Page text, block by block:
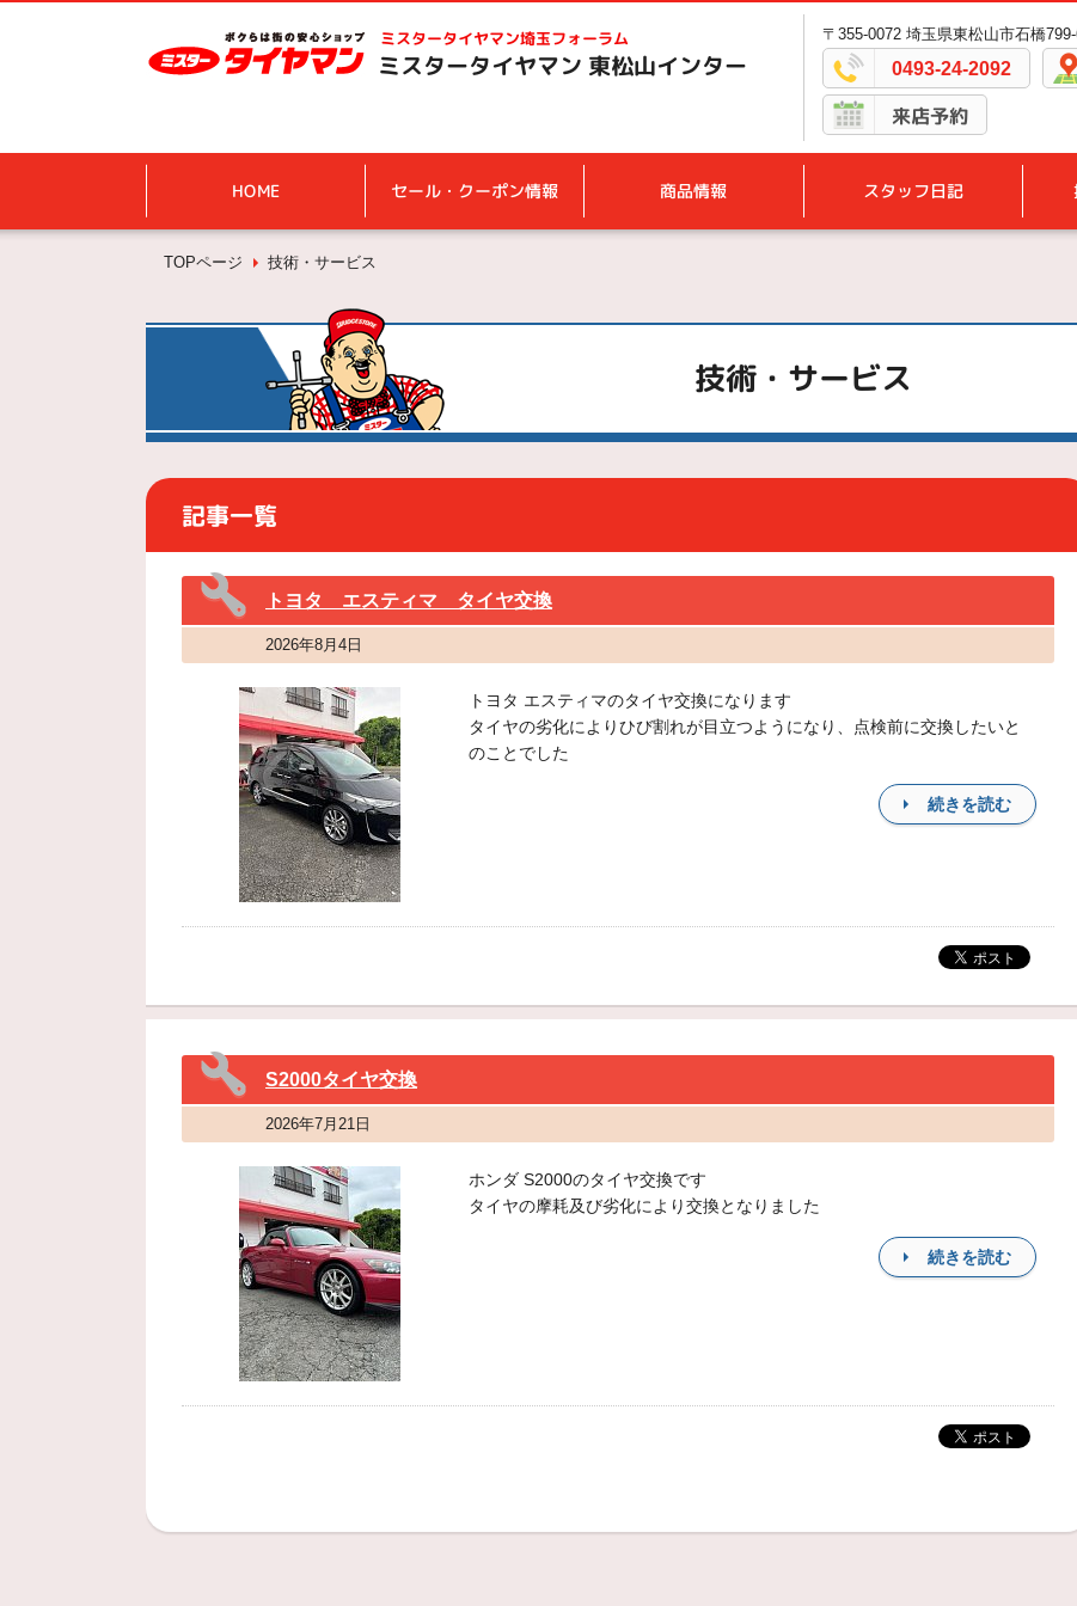
ミスタータイヤマン埼玉フォーラム
ミスタータイヤマン 東松山インター
〒355-0072 埼玉県東松山市石橋
0493-24-2092
来店予約
HOME セール・クーポン情報 商品情報 スタッフ日記
TOPページ 技術・サービス
技術・サービス
記事一覧
トヨタ エスティマ タイヤ交換
2026年8月4日
トヨタ エスティマのタイヤ交換になります
タイヤの劣化によりひび割れが目立つようになり、点検前に交換したいと
のことでした
続きを読む
S2000タイヤ交換
2026年7月21日
ホンダ S2000のタイヤ交換です
タイヤの摩耗及び劣化により交換となりました
続きを読む